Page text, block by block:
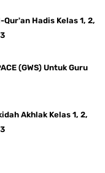
Hadis Kelas 1, 2,
(GWS) Untuk Guru
Akhlak Kelas 1, 2,